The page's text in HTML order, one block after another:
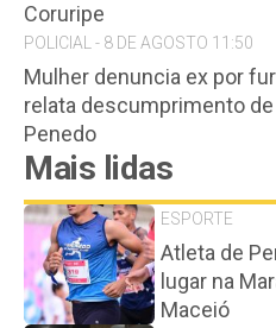
Coruripe
POLICIAL - 8 DE AGOSTO 11:50
Mulher denuncia ex por
relata descumprimento
Penedo
Mais lidas
ESPORTE
Atleta de
lugar na
Maceió